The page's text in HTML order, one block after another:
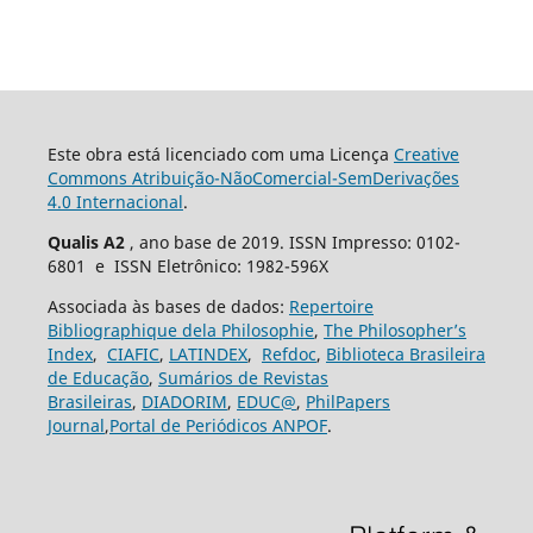
Este obra está licenciado com uma Licença Creative
Commons Atribuição-NãoComercial-SemDerivações
4.0 Internacional.
Qualis A2 , ano base de 2019. ISSN Impresso: 0102-
6801 e ISSN Eletrônico: 1982-596X
Associada às bases de dados: Repertoire
Bibliographique dela Philosophie, The Philosopher’s
Index, CIAFIC, LATINDEX, Refdoc, Biblioteca Brasileira
de Educação, Sumários de Revistas
Brasileiras, DIADORIM, EDUC@, PhilPapers
Journal,Portal de Periódicos ANPOF.